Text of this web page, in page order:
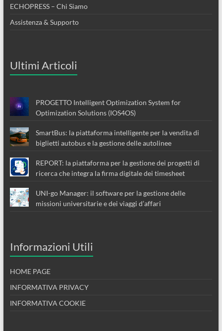
ECHOPRESS – Chi Siamo
Assistenza & Supporto
Ultimi Articoli
PROGETTO Intelligent Optimization System for
Optimization Solutions (IOS4OS)
SmartBus: la piattaforma intelligente per la vendita di
biglietti autobus e la gestione delle autolinee
REPORT: la piattaforma per la gestione dei progetti di
ricerca che integra la firma digitale dei timesheet
UNI-go Manager: il software per la gestione delle
missioni universitarie e dei viaggi d’affari
Informazioni Utili
HOME PAGE
INFORMATIVA PRIVACY
INFORMATIVA COOKIE